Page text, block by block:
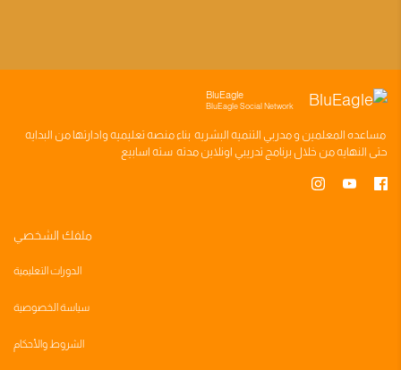
BluEagle
BluEagle Social Network
مساعده المعلمين ومدربي التنميه البشريه بناءمنصه تعليميه وادارتها من البدايه
حتى النهايه من خلال برنامج تدريبي اونلاين مدته سته اسابيع
ملفك الشخصي
الدورات التعليمية
سياسة الخصوصية
الشروط والأحكام